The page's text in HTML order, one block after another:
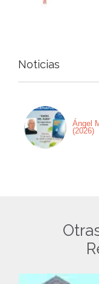
Noticias
Ángel
(2026)